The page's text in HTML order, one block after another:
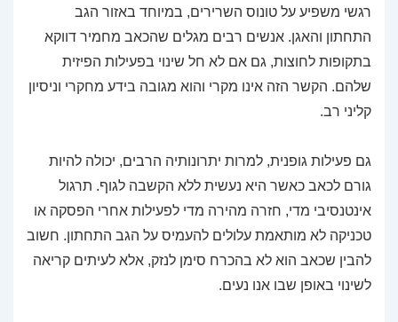
רגשי משפיע על טונוס השרירים, במיוחד באזור הגב
התחתון והאגן. אנשים רבים מגלים שהכאב מחמיר דווקא
בתקופות לחוצות, גם אם לא חל שינוי בפעילות הפיזית
שלהם. הקשר הזה אינו מקרי והוא מגובה בידע מחקרי וניסיון
קליני רב.
גם פעילות גופנית, למרות יתרונותיה הרבים, יכולה להיות
גורם לכאב כאשר היא נעשית ללא הקשבה לגוף. תרגול
אינטנסיבי מדי, חזרה מהירה מדי לפעילות אחרי הפסקה או
טכניקה לא מותאמת עלולים להעמיס על הגב התחתון. חשוב
להבין שכאב הוא לא בהכרח סימן לנזק, אלא לעיתים קריאה
לשינוי באופן שבו אנו נעים.